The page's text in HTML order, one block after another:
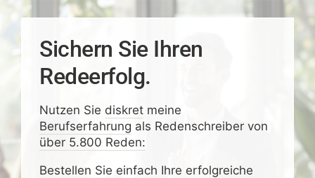
Sichern Sie Ihren
Redeerfolg.
Nutzen Sie diskretmeine
Berufserfahrung als Redenschreiber von
über 5.800 Reden:
Bestellen Sie einfach Ihre erfolgreiche